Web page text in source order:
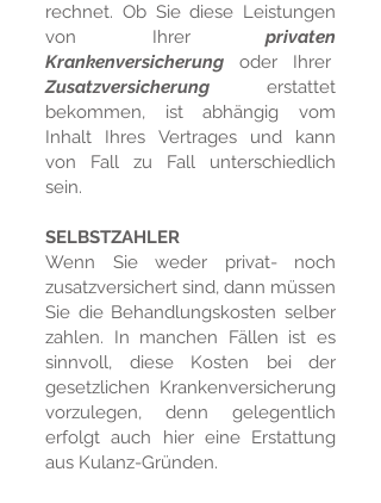
rech­net. Ob Sie diese Leis­tung­en
von Ihrer privaten
Krankenversicherung oder Ihrer
Zusatzversicherung er­stat­tet
bekommen, ist ab­hängig vom
Inhalt Ihres Ver­trag­es und kann
von Fall zu Fall unterschiedlich
sein.
SELBSTZAHLER
Wenn Sie weder privat- noch
zusatz­versichert sind, dann müssen
Sie die Behandlungskosten selber
zahlen. In manchen Fällen ist es
sinnvoll, diese Kosten bei der
gesetzlichen Kranken­ver­sich­er­ung
vorzulegen, denn gelegentlich
erfolgt auch hier eine Erstattung
aus Kulanz-Gründen.